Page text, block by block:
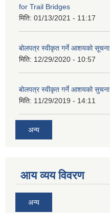
for Trail Bridges
मिति: 01/13/2021 - 11:17
बोलपत्र स्वीकृत गर्ने आशयको सूचना
मिति: 12/29/2020 - 10:57
बोलपत्र स्वीकृत गर्ने आशयको सुचना
मिति: 11/29/2019 - 14:11
अन्य
आय व्यय विवरण
अन्य